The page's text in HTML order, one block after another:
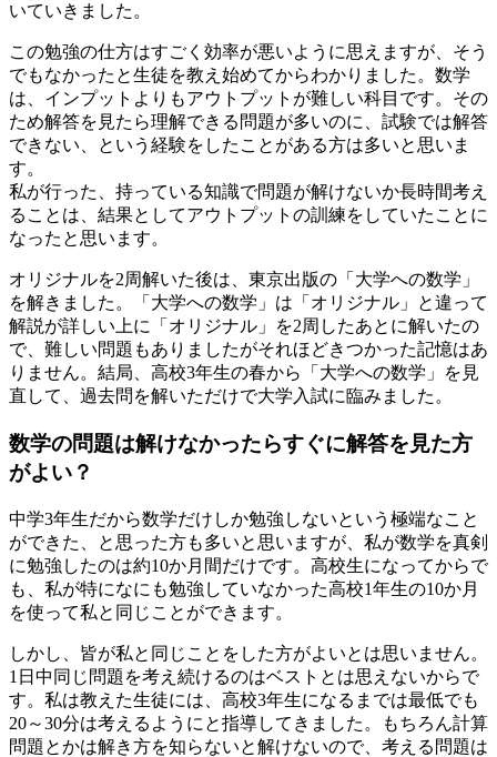
いていきました。
この勉強の仕方はすごく効率が悪いように思えますが、そう
でもなかったと生徒を教え始めてからわかりました。数学
は、インプットよりもアウトプットが難しい科目です。その
ため解答を見たら理解できる問題が多いのに、試験では解答
できない、という経験をしたことがある方は多いと思いま
す。
私が行った、 持っている知識で問題が解けないか長時間考え
ることは、結果としてアウトプットの訓練をしていたことに
なった と思います。
オリジナルを2周解いた後は、 東京出版の「大学への数学」
を解き ました。「大学への数学」は「オリジナル」と違って
解説が詳しい上に「オリジナル」を2周したあとに解いたの
で、難しい問題もありましたがそれほどきつかった記憶はあ
りません。結局、 高校3年生の春から「大学への数学」を見
直して、過去問を解いただけで大学入試に臨みました。
数学の問題は解けなかったらすぐに解答を見た方
がよい？
中学3年生だから数学だけしか勉強しないという極端なこと
ができた、と思った方も多いと思いますが、私が数学を真剣
に勉強したのは約10か月間だけです。高校生になってからで
も、私が特になにも勉強していなかった高校1年生の10か月
を使って私と同じことができます。
しかし、皆が私と同じことをした方がよいとは思いません。
1日中同じ問題を考え続けるのはベストとは思えないからで
す。私は教えた生徒には、高校3年生になるまでは最低でも
20～30分は考えるようにと指導してきました。もちろん計算
問題とかは解き方を知らないと解けないので、考える問題は